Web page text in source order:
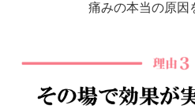
痛みの本当の原因